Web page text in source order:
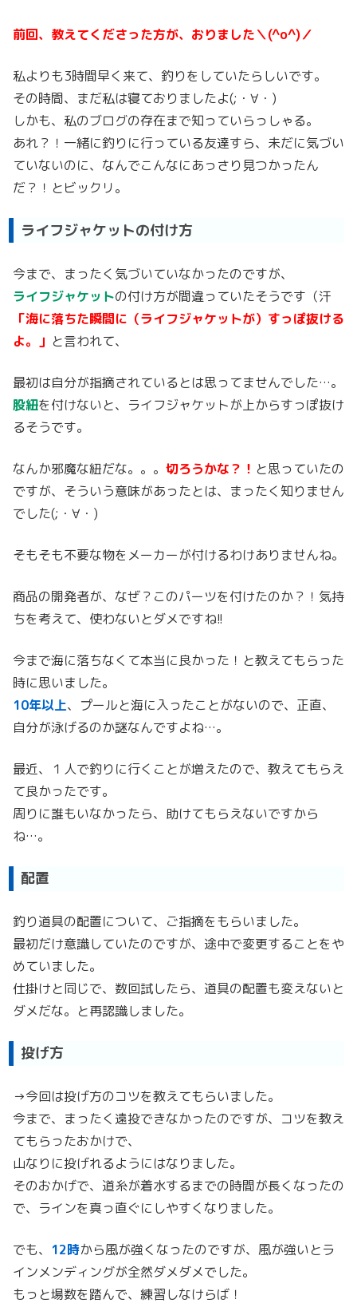
前回、教えてくださった方が、おりました＼(^o^)／
私よりも3時間早く来て、釣りをしていたらしいです。
その時間、まだ私は寝ておりましたよ(;・∀・)
しかも、私のブログの存在まで知っていらっしゃる。
あれ？！一緒に釣りに行っている友達すら、未だに気づい
ていないのに、なんでこんなにあっさり見つかったん
だ？！とビックリ。
ライフジャケットの付け方
今まで、まったく気づいていなかったのですが、
ライフジャケットの付け方が間違っていたそうです（汗
「海に落ちた瞬間に（ライフジャケットが）すっぽ抜ける
よ。」 と言われて、
最初は自分が指摘されているとは思ってませんでした…。
股紐を付けないと、ライフジャケットが上からすっぽ抜け
るそうです。
なんか邪魔な紐だな。。。 切ろうかな？！ と思っていたの
ですが、そういう意味があったとは、まったく知りません
でした(;・∀・)
そもそも不要な物をメーカーが付けるわけありませんね。
商品の開発者が、なぜ？このパーツを付けたのか？！気持
ちを考えて、使わないとダメですね!!
今まで海に落ちなくて本当に良かった！と教えてもらった
時に思いました。
10年以上、プールと海に入ったことがないので、正直、
自分が泳げるのか謎なんですよね…。
最近、１人で釣りに行くことが増えたので、教えてもらえ
て良かったです。
周りに誰もいなかったら、助けてもらえないですから
ね…。
配置
釣り道具の配置について、ご指摘をもらいました。
最初だけ意識していたのですが、途中で変更することをや
めていました。
仕掛けと同じで、数回試したら、道具の配置も変えないと
ダメだな。と再認識しました。
投げ方
→今回は投げ方のコツを教えてもらいました。
今まで、まったく遠投できなかったのですが、コツを教え
てもらったおかけで、
山なりに投げれるようにはなりました。
そのおかげで、道糸が着水するまでの時間が長くなったの
で、ラインを真っ直ぐにしやすくなりました。
でも、 12時から風が強くなったのですが、風が強いとラ
インメンディングが全然ダメダメでした。
もっと場数を踏んで、練習しなけらば！